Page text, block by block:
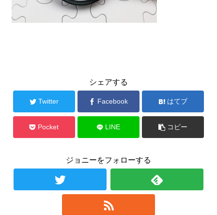
シェアする
Twitter Facebook はてブ
Pocket LINE コピー
ジョニーをフォローする